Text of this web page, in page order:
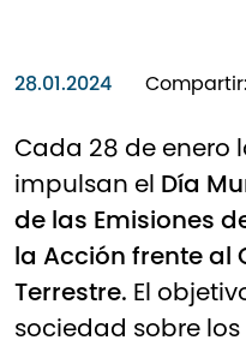
28.01.2024 Compartir:
Cada 28 de enero
impulsan el Día
de las Emisiones
la Acción frente al
Terrestre. El
sociedad sobre